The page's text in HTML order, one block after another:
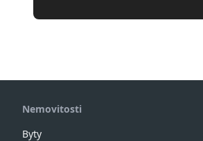
Nemovitosti
Byty